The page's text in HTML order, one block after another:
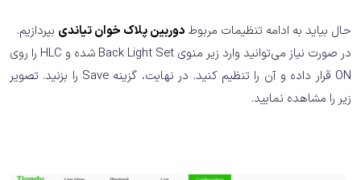
حال بیاید به ادامه تنظیمات مربوط دوربین پلاک خوان تیاندی بپردازیم.
در صورت نیاز می‌توانید وارد زیر منوی Back Light Set شده و HLC را روی
ON قرار داده و آن را تنظیم کنید. در نهایت، گزینه Save را بزنید. تصویر
زیر را مشاهده نمایید.